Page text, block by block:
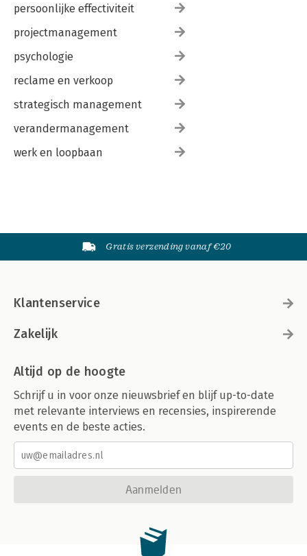
persoonlijke effectiviteit
projectmanagement
psychologie
reclame en verkoop
strategisch management
verandermanagement
werk en loopbaan
Gratis verzending vanaf €20
Klantenservice
Zakelijk
Altijd op de hoogte
Schrijf u in voor onze nieuwsbrief en blijf up-to-date
met relevante interviews en recensies, inspirerende
events en de beste acties.
Aanmelden